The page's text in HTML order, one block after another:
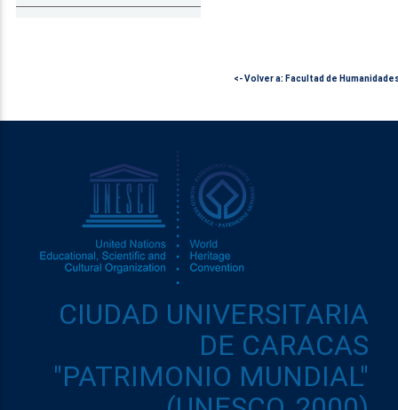
<- Volver a: Facultad de
CIUDAD UNIVERSITARIA
DE CARACAS
"PATRIMONIO MUNDIAL"